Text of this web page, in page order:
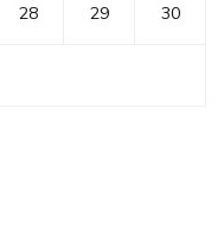
28 29 30